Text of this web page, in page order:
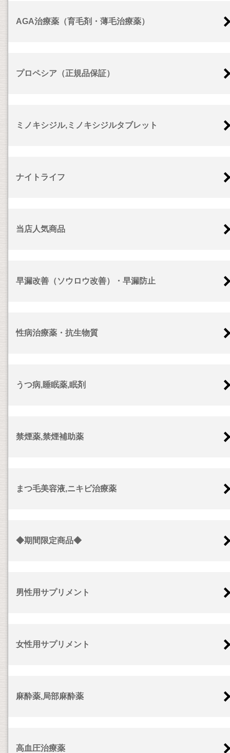
AGA治療薬（育毛剤・薄毛治療薬）
プロペシア（正規品保証）
ミノキシジル,ミノキシジルタブレット
ナイトライフ
当店人気商品
早漏改善（ソウロウ改善）・早漏防止
性病治療薬・抗生物質
うつ病,睡眠薬,眠剤
禁煙薬,禁煙補助薬
まつ毛美容液,ニキビ治療薬
◆期間限定商品◆
男性用サプリメント
女性用サプリメント
麻酔薬,局部麻酔薬
高血圧治療薬